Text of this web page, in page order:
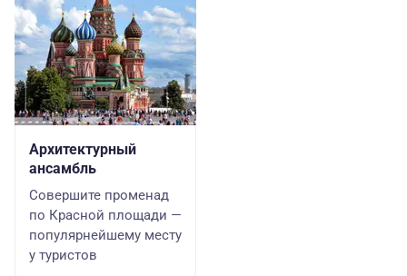
Архитектурный
ансамбль
Совершите променад
по Красной площади —
популярнейшему месту
у туристов